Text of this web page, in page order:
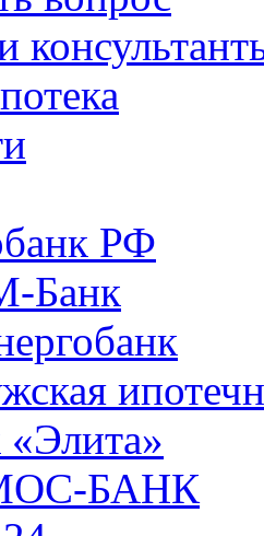
РФ
Банк
«Элита»
БАНК